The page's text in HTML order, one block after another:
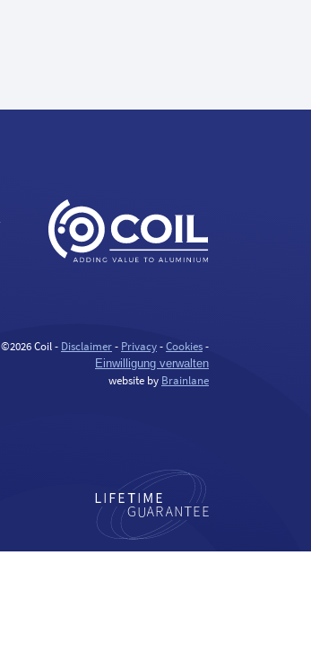
©2026 Coil - Disclaimer- Privacy-Cookies-
Einwilligung verwalten
website by Brainlane